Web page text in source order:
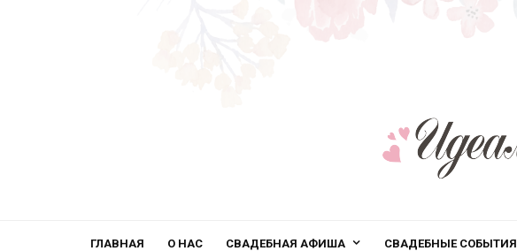
ГЛАВНАЯ О НАС СВАДЕБНАЯ АФИША СВАДЕБНЫЕ СОБЫТИЯ